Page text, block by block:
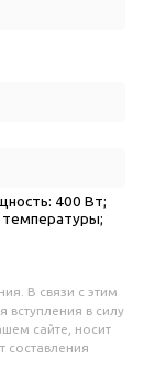
400 Вт;
температуры;
В связи с этим
вступления в силу
сайте, носит
составления